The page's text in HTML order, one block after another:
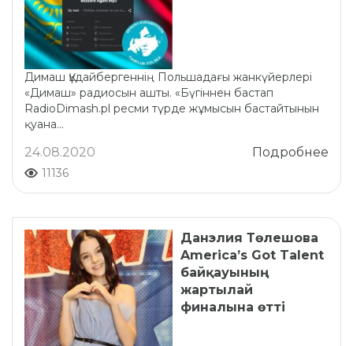
Димаш Құдайбергеннің Польшадағы жанкүйерлері
«Димаш» радиосын ашты. «Бүгіннен бастап
RadioDimash.pl ресми түрде жұмысын бастайтынын
қуана...
Подробнее
24.08.2020
11136
Данэлия Төлешова
America’s Got Talent
байқауының
жартылай
финалына өтті